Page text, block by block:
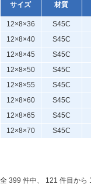
サイズ 材質
12×8×36 S45C
12×8×40
S45C
12×8×45
S45C
12×8×50
S45C
12×8×55
S45C
12×8×60
S45C
12×8×65
S45C
12×8×70
S45C
全 399 件中、 121 件目から